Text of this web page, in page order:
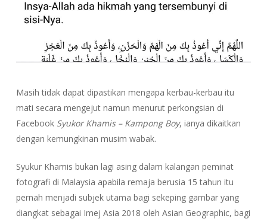
Masih tidak dapat dipastikan mengapa kerbau-kerbau itu
mati secara mengejut namun menurut perkongsian di
Facebook Syukor Khamis – Kampong Boy, ianya dikaitkan
dengan kemungkinan musim wabak.
Syukur Khamis bukan lagi asing dalam kalangan peminat
fotografi di Malaysia apabila remaja berusia 15 tahun itu
pernah menjadi subjek utama bagi sekeping gambar yang
diangkat sebagai Imej Asia 2018 oleh Asian Geographic, bagi